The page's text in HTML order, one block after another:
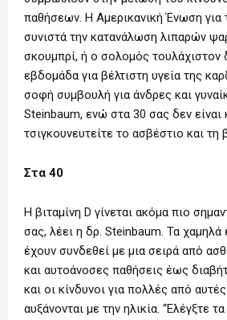
παθήσεων. Η Αμερικανική Ένωση για
συνιστά την κατανάλωση λιπαρών
σκουμπρί, ή ο σολομός τουλάχιστον
εβδομάδα για βέλτιστη υγεία της
σοφή συμβουλή για άνδρες και
Steinbaum, ενώ στα 30 σας δεν είναι
τσιγκουνευτείτε το ασβέστιο και τη
Στα 40
Η βιταμίνη D γίνεται ακόμα πιο
σας, λέει η δρ. Steinbaum. Τα χαμηλά
έχουν συνδεθεί με μια σειρά από
και αυτοάνοσες παθήσεις έως
και οι κίνδυνοι για πολλές από
αυξάνονται με την ηλικία. “Ελέγξτε